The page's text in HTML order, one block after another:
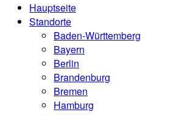
Hauptseite
Standorte
Baden-Württemberg
Bayern
Berlin
Brandenburg
Bremen
Hamburg